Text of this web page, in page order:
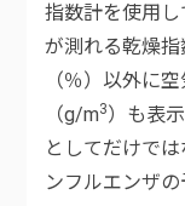
指数計を使用
が測れる乾燥
（％）以外に
（g/m3 ）も表
としてだけで
ンフルエンザの